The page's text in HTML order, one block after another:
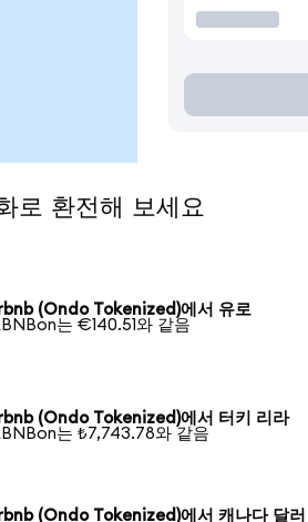
환전해 보세요
(Ondo Tokenized)에서 유로
는 €140.51와 같음
(Ondo Tokenized)에서 터키 리라
는 ₺7,743.78와 같음
(Ondo Tokenized)에서 캐나다 달러